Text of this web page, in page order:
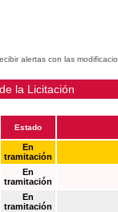
alertas con las
la Licitación
Estado
En
tramitación
En
tramitación
En
tramitación